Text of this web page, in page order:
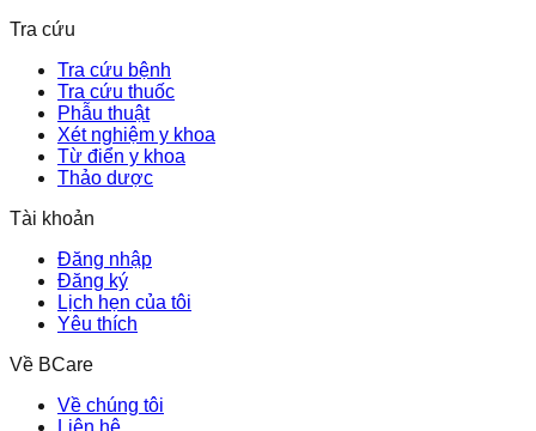
Tra cứu
Tra cứu bệnh
Tra cứu thuốc
Phẫu thuật
Xét nghiệm y khoa
Từ điển y khoa
Thảo dược
Tài khoản
Đăng nhập
Đăng ký
Lịch hẹn của tôi
Yêu thích
Về BCare
Về chúng tôi
Liên hệ